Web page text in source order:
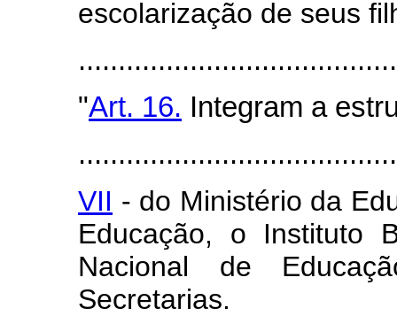
escolarização de seus
"Art. 16. Integram a
VII - do Ministério da
Educação, o Instituto
Nacional de
Secretarias.